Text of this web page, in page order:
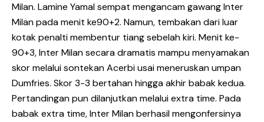
Milan. Lamine Yamal sempat mengancam gawang Inter
Milan pada menit ke90+2. Namun, tembakan dari luar
kotak penalti membentur tiang sebelah kiri. Menit ke-
90+3, Inter Milan secara dramatis mampu menyamakan
skor melalui sontekan Acerbi usai meneruskan umpan
Dumfries. Skor 3-3 bertahan hingga akhir babak kedua.
Pertandingan pun dilanjutkan melalui extra time. Pada
babak extra time, Inter Milan berhasil mengonfersinya